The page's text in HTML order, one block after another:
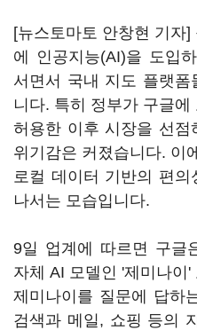
[뉴스토마토 안창현 기자
에 인공지능(AI)을 도입
서면서 국내 지도 플랫
니다. 특히 정부가 구글
허용한 이후 시장을 선점
위기감은 커졌습니다. 이
로컬 데이터 기반의 편의
나서는 모습입니다.
9일 업계에 따르면 구글
자체 AI 모델인 '제미나이
제미나이를 질문에 답하
검색과 메일, 쇼핑 등의